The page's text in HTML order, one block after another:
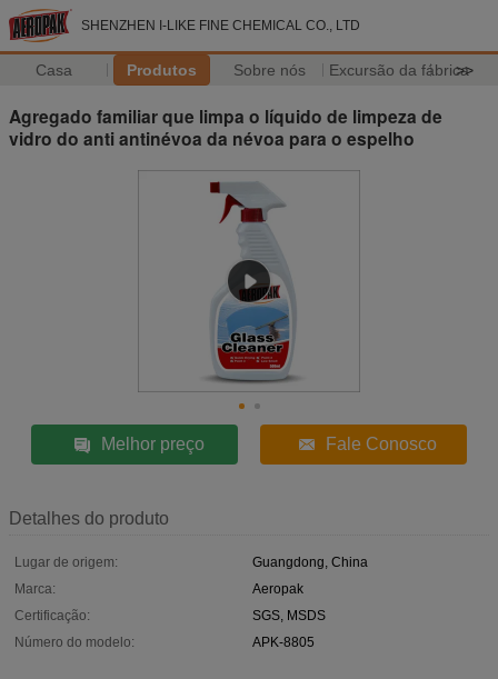
SHENZHEN I-LIKE FINE CHEMICAL CO., LTD
Casa Produtos Sobre nós Excursão da fábrica
>>
Agregado familiar que limpa o líquido de limpeza de
vidro do anti antinévoa da névoa para o espelho
Melhor preço Fale Conosco
Detalhes do produto
Lugar de origem:
Guangdong, China
Marca:
Aeropak
Certificação:
SGS, MSDS
Número do modelo:
APK-8805